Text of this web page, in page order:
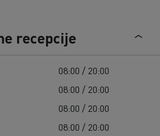
recepcije
08:00 / 20:00
08:00 / 20:00
08:00 / 20:00
08:00 / 20:00